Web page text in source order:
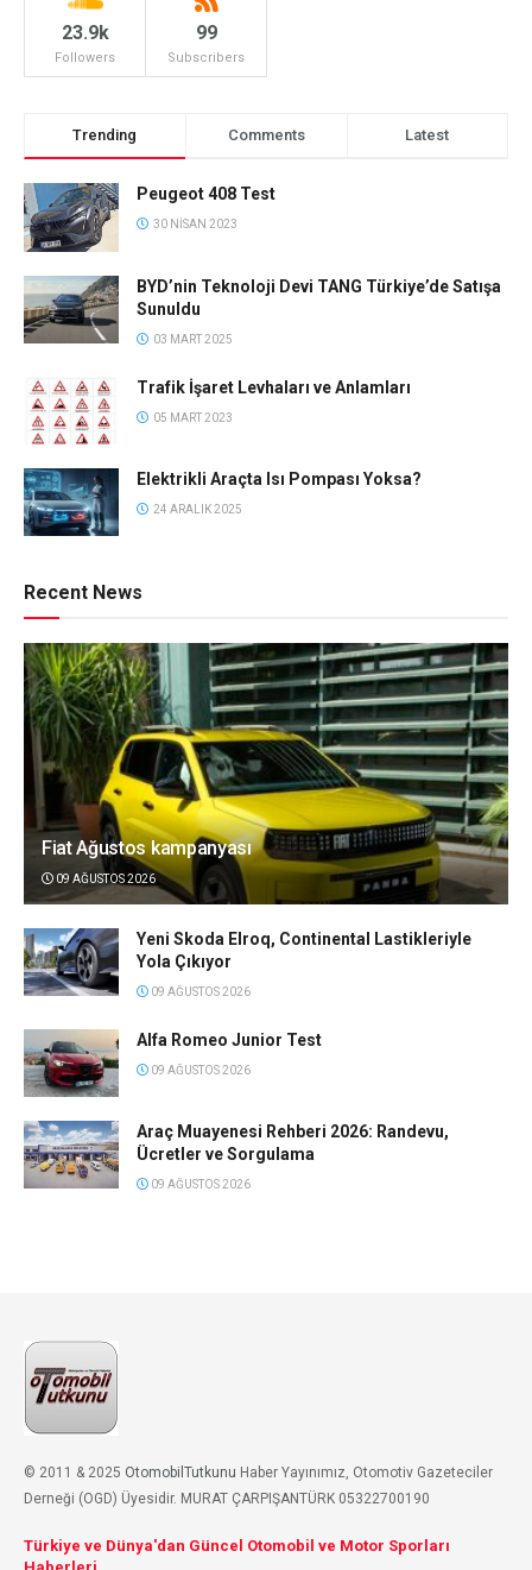
23.9k
Followers
99
Subscribers
Trending Comments Latest
Peugeot 408 Test
30 NISAN 2023
BYD’nin Teknoloji Devi TANG Türkiye’de Satışa
Sunuldu
03 MART 2025
Trafik İşaret Levhaları ve Anlamları
05 MART 2023
Elektrikli Araçta Isı Pompası Yoksa?
24 ARALIK 2025
Recent News
Fiat Ağustos kampanyası
09 AĞUSTOS 2026
Yeni Skoda Elroq, Continental Lastikleriyle
Yola Çıkıyor
09 AĞUSTOS 2026
Alfa Romeo Junior Test
09 AĞUSTOS 2026
Araç Muayenesi Rehberi 2026: Randevu,
Ücretler ve Sorgulama
09 AĞUSTOS 2026
© 2011 & 2025 OtomobilTutkunu Haber Yayınımız, Otomotiv Gazeteciler
Derneği (OGD) Üyesidir. MURAT ÇARPIŞANTÜRK 05322700190
Türkiye ve Dünya'dan Güncel Otomobil ve Motor Sporları